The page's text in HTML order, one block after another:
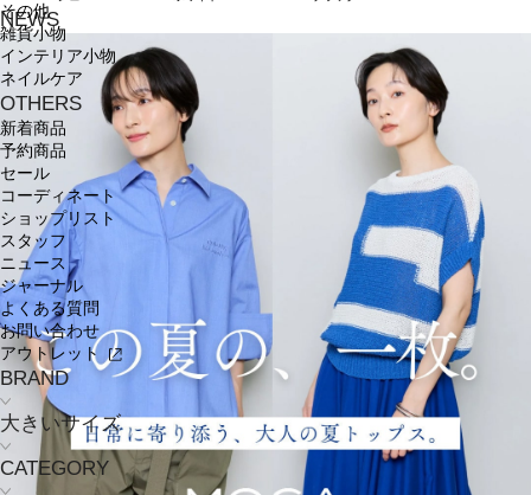
その他
雑貨小物
インテリア小物
ネイルケア
OTHERS
新着商品
予約商品
セール
コーディネート
ショップリスト
スタッフ
ニュース
ジャーナル
よくある質問
お問い合わせ
アウトレット
BRAND
大きいサイズ
CATEGORY
NEWS